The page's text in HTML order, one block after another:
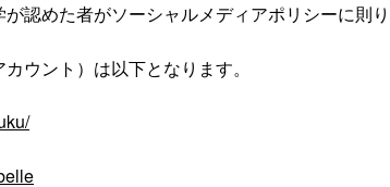
認めた者がソーシャルメディアポリシーに則
ウント）は以下となります。